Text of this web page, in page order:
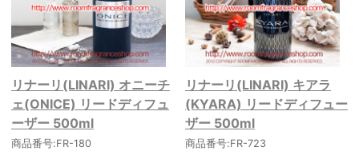
リナーリ(LINARI) オニーチ
ェ(ONICE) リードディフュ
ーザー 500ml
商品番号:FR-180
リナーリ(LINARI) キアラ
(KYARA) リードディフュー
ザー 500ml
商品番号:FR-723